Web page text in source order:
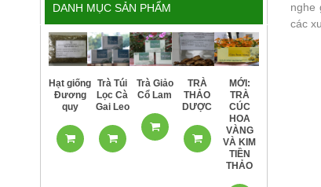
DANH MỤC SẢN PHẨM
Hạt giống
Đương
quy
Trà Túi
Lọc Cà
Gai Leo
Trà Giảo
Cổ Lam
TRÀ
THẢO
DƯỢC
MỚI:
TRÀ
CÚC
HOA
VÀNG
VÀ KIM
TIỀN
THẢO
nghe
các